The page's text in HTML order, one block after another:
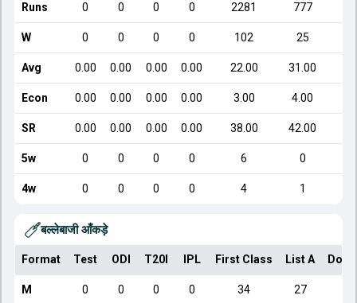
Runs 0 0 0 0 2281 777
W 0 0 0 0 102 25
Avg 0.00 0.00 0.00 0.00 22.00 31.00
Econ 0.00 0.00 0.00 0.00 3.00 4.00
SR 0.00 0.00 0.00 0.00 38.00 42.00
5w 0 0 0 0 6 0
4w 0 0 0 0 4 1
बल्लेबाजी आँकड़े
Format Test ODI T20I IPL First Class List A
M 0 0 0 0 34 27